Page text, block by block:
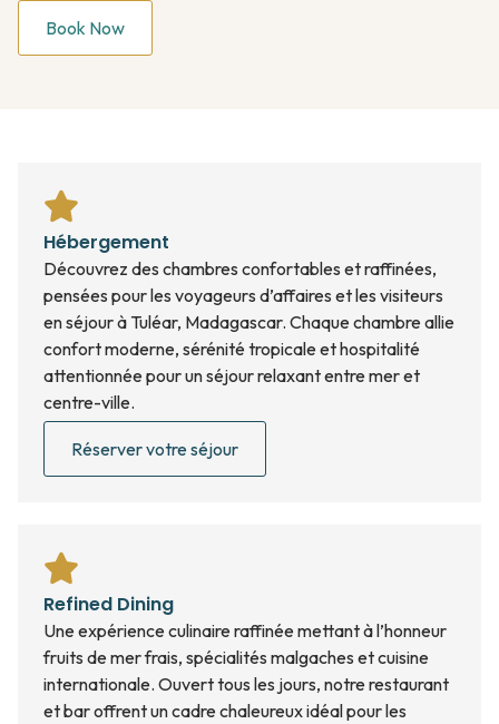
Book Now
Hébergement
Découvrez des chambres confortables et raffinées,
pensées pour les voyageurs d’affaires et les visiteurs
en séjour à Tuléar, Madagascar. Chaque chambre allie
confort moderne, sérénité tropicale et hospitalité
attentionnée pour un séjour relaxant entre mer et
centre-ville.
Réserver votre séjour
Refined Dining
Une expérience culinaire raffinée mettant à l’honneur
fruits de mer frais, spécialités malgaches et cuisine
internationale. Ouvert tous les jours, notre restaurant
et bar offrent un cadre chaleureux idéal pour les